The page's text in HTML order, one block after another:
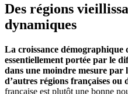
Des régions
dynamiques
La croissance démographique
essentiellement portée par le
dans une moindre mesure
d’autres régions françaises ou
française est plutôt une bonne